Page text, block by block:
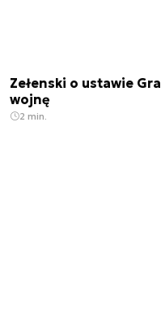
Zełenski o ustawie
wojnę
2 min.